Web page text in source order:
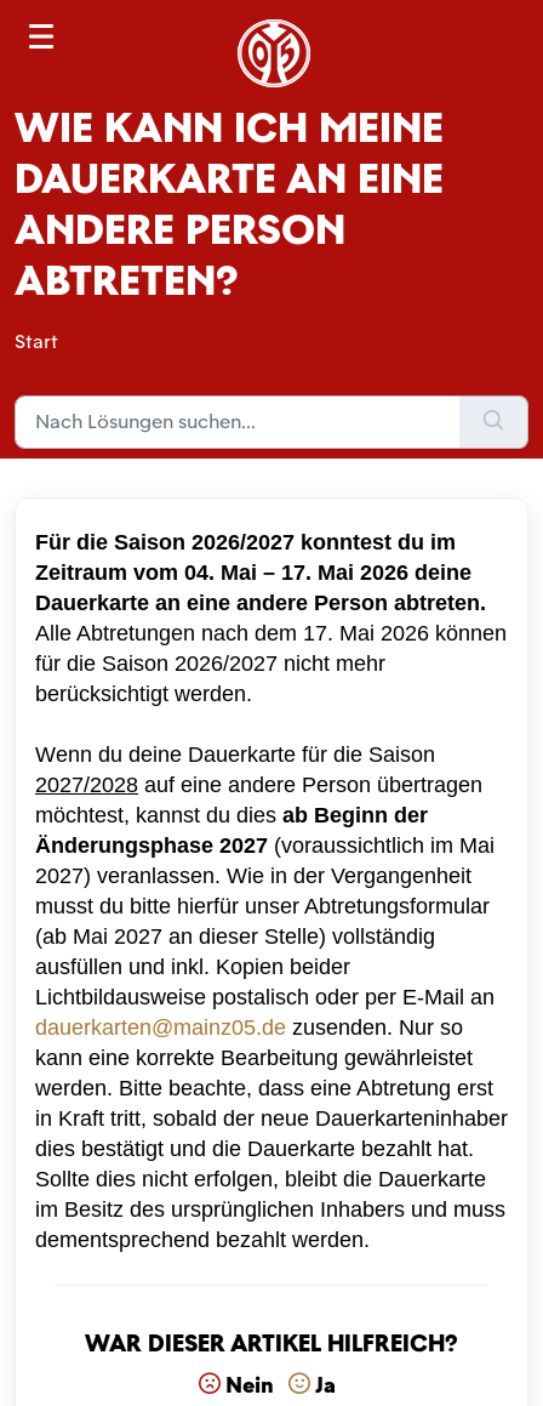
WIE KANN ICH MEINE
DAUERKARTE AN EINE
ANDERE PERSON
ABTRETEN?
Start
Für die Saison 2026/2027 konntest du im
Zeitraum vom 04. Mai – 17. Mai 2026 deine
Dauerkarte an eine andere Person abtreten.
Alle Abtretungen nach dem 17. Mai 2026 können
für die Saison 2026/2027 nicht mehr
berücksichtigt werden.
Wenn du deine Dauerkarte für die Saison
2027/2028 auf eine andere Person übertragen
möchtest, kannst du dies ab Beginn der
Änderungsphase 2027 (voraussichtlich im Mai
2027) veranlassen. Wie in der Vergangenheit
musst du bitte hierfür unser Abtretungsformular
(ab Mai 2027 an dieser Stelle) vollständig
ausfüllen und inkl. Kopien beider
Lichtbildausweise postalisch oder per E-Mail an
dauerkarten@mainz05.de zusenden. Nur so
kann eine korrekte Bearbeitung gewährleistet
werden. Bitte beachte, dass eine Abtretung erst
in Kraft tritt, sobald der neue Dauerkarteninhaber
dies bestätigt und die Dauerkarte bezahlt hat.
Sollte dies nicht erfolgen, bleibt die Dauerkarte
im Besitz des ursprünglichen Inhabers und muss
dementsprechend bezahlt werden.
War dieser Artikel hilfreich?
Nein Ja